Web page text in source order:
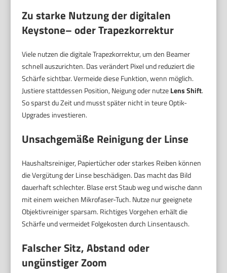
Zu starke Nutzung der digitalen
Keystone– oder Trapezkorrektur
Viele nutzen die digitale Trapezkorrektur, um den Beamer
schnell auszurichten. Das verändert Pixel und reduziert die
Schärfe sichtbar. Vermeide diese Funktion, wenn möglich.
Justiere stattdessen Position, Neigung oder nutzeLens Shift.
So sparst du Zeit und musst später nicht in teure Optik-
Upgrades investieren.
Unsachgemäße Reinigung der Linse
Haushaltsreiniger, Papiertücher oder starkes Reiben können
die Vergütung der Linse beschädigen. Das macht das Bild
dauerhaft schlechter. Blase erst Staub weg und wische dann
mit einem weichen Mikrofaser-Tuch. Nutze nur geeignete
Objektivreiniger sparsam. Richtiges Vorgehen erhält die
Schärfe und vermeidet Folgekosten durch Linsentausch.
Falscher Sitz, Abstand oder
ungünstiger Zoom